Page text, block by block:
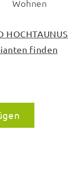
Wohnen
finden